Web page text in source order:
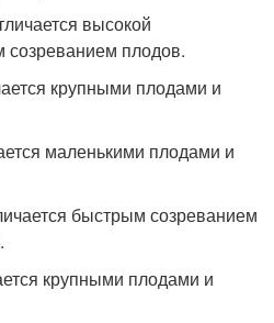
высокой
плодов.
крупными плодами и
маленькими плодами и
быстрым созреванием
крупными плодами и